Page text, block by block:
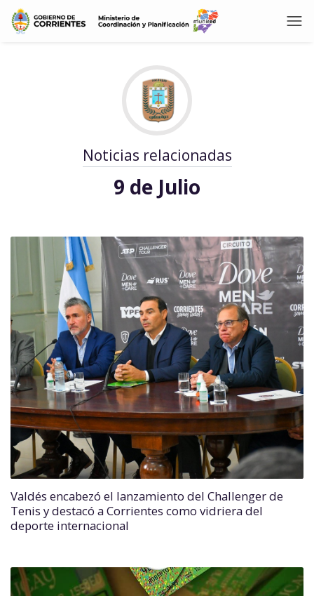
Noticias relacionadas
9 de Julio
Valdés encabezó el lanzamiento del Challenger de
Tenis y destacó a Corrientes como vidriera del
deporte internacional